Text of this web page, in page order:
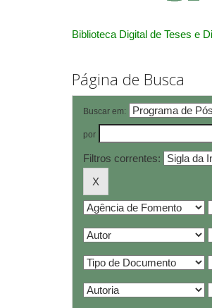
Biblioteca Digital de Teses e
Página de Busca
Buscar em:
por
Filtros correntes: